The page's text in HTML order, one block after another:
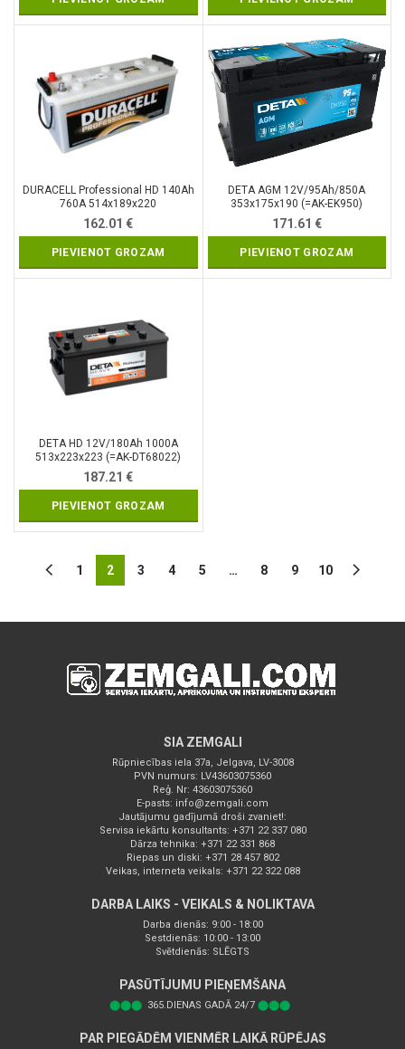
DURACELL Professional HD 140Ah
760A 514x189x220
162.01€
PIEVIENOT GROZAM
DETA AGM 12V/95Ah/850A
353x175x190 (=AK-EK950)
171.61 €
PIEVIENOT GROZAM
DETA HD 12V/180Ah 1000A
513x223x223 (=AK-DT68022)
187.21€
PIEVIENOT GROZAM
1 2 3 4 5 … 8 9 10
SIA ZEMGALI
Rūpniecības iela 37a, Jelgava, LV-3008
PVN numurs: LV43603075360
Reģ. Nr: 43603075360
E-pasts: info@zemgali.com
Jautājumu gadījumā droši zvaniet!:
Servisa iekārtu konsultants: +371 22 337 080
Dārza tehnika: +371 22 331 868
Riepas un diski: +371 28 457 802
Veikas, interneta veikals: +371 22 322 088
DARBA LAIKS - VEIKALS & NOLIKTAVA
Darba dienās: 9:00 - 18:00
Sestdienās: 10:00 - 13:00
Svētdienās: SLĒGTS
PASŪTĪJUMU PIEŅEMŠANA
⬤⬤⬤ 365.DIENAS GADĀ 24/7 ⬤⬤⬤
PAR PIEGĀDĒM VIENMĒR LAIKĀ RŪPĒJAS